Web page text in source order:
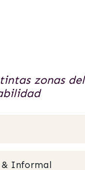
zonas del
& Informal